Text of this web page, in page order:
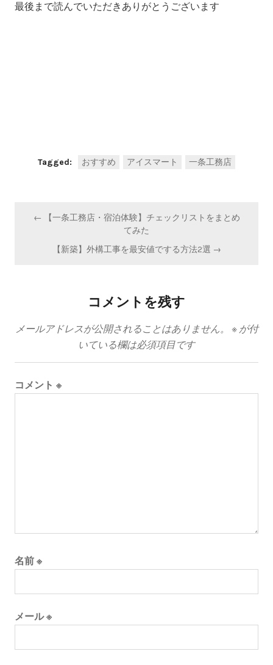
最後まで読んでいただきありがとうございます
Tagged: おすすめ アイスマート 一条工務店
投
ョ
← 【一条工務店・宿泊体験】チェックリストをまとめ
てみた
【新築】外構工事を最安値でする方法2選 →
コメントを残す
メールアドレスが公開されることはありません。 ※が付
いている欄は必須項目です
コメント ※
名前 ※
メール※